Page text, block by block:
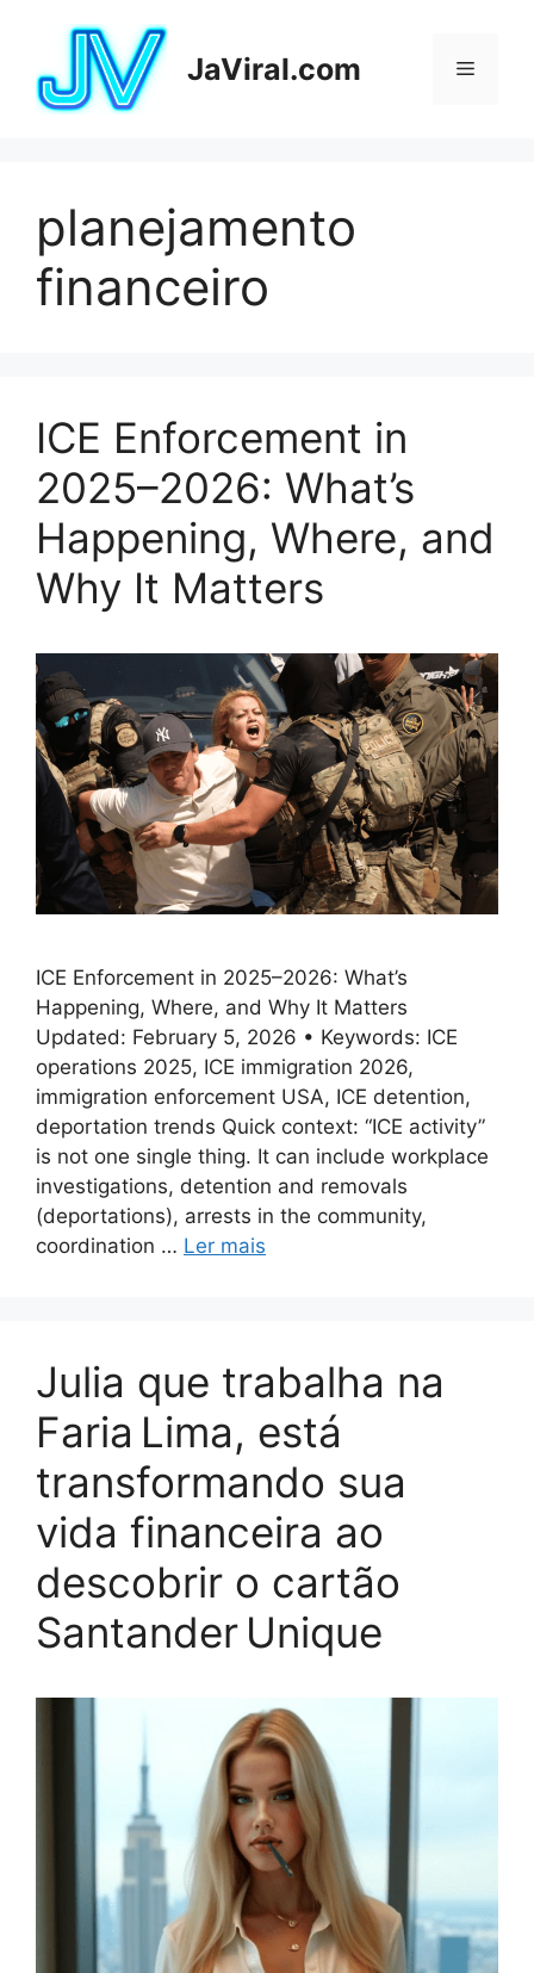
conteúdo
JaViral.com Menu
planejamento
financeiro
ICE Enforcement in
2025–2026: What’s
Happening, Where, and
Why It Matters
ICE Enforcement in 2025–2026: What’s
Happening, Where, and Why It Matters
Updated: February 5, 2026 • Keywords: ICE
operations 2025, ICE immigration 2026,
immigration enforcement USA, ICE detention,
deportation trends Quick context: “ICE activity”
is not one single thing. It can include workplace
investigations, detention and removals
(deportations), arrests in the community,
coordination … Ler mais
Julia que trabalha na
Faria Lima, está
transformando sua
vida financeira ao
descobrir o cartão
Santander Unique